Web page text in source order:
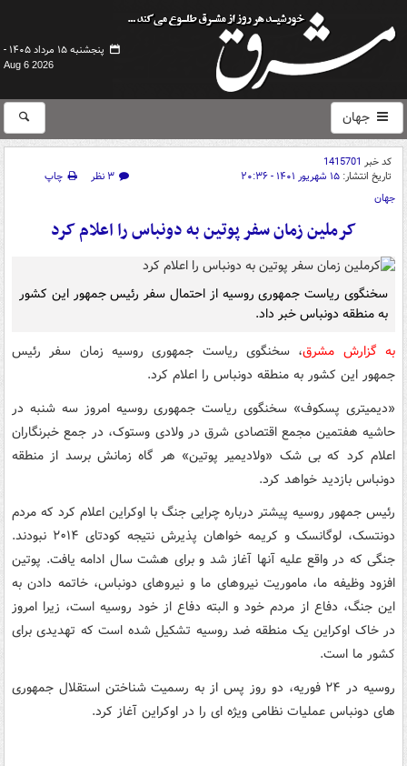
پنجشنبه ۱۵ مرداد ۱۴۰۵ -
Aug 6 2026
جهان
کد خبر 1415701
تاریخ انتشار: ۱۵ شهریور ۱۴۰۱ - ۲۰:۳۶ ۳ نظر
چاپ
جهان
کرملین زمان سفر پوتین به دونباس را اعلام کرد
سخنگوی ریاست جمهوری روسیه از احتمال سفر رئیس جمهور این کشور
به منطقه دونباس خبر داد.
به گزارش مشرق، سخنگوی ریاست جمهوری روسیه زمان سفر رئیس
جمهور این کشور به منطقه دونباس را اعلام کرد.
«دیمیتری پسکوف» سخنگوی ریاست جمهوری روسیه امروز سه شنبه در
حاشیه هفتمین مجمع اقتصادی شرق در ولادی وستوک، در جمع خبرنگاران
اعلام کرد که بی شک «ولادیمیر پوتین» هر گاه زمانش برسد از منطقه
دونباس بازدید خواهد کرد.
رئیس جمهور روسیه پیشتر درباره چرایی جنگ با اوکراین اعلام کرد که مردم
دونتسک، لوگانسک و کریمه خواهان پذیرش نتیجه کودتای ۲۰۱۴ نبودند.
جنگی که در واقع علیه آنها آغاز شد و برای هشت سال ادامه یافت. پوتین
افزود وظیفه ما، ماموریت نیروهای ما و نیروهای دونباس، خاتمه دادن به
این جنگ، دفاع از مردم خود و البته دفاع از خود روسیه است، زیرا امروز
در خاک اوکراین یک منطقه ضد روسیه تشکیل شده است که تهدیدی برای
کشور ما است.
روسیه در ۲۴ فوریه، دو روز پس از به رسمیت شناختن استقلال جمهوری
های دونباس عملیات نظامی ویژه ای را در اوکراین آغاز کرد.